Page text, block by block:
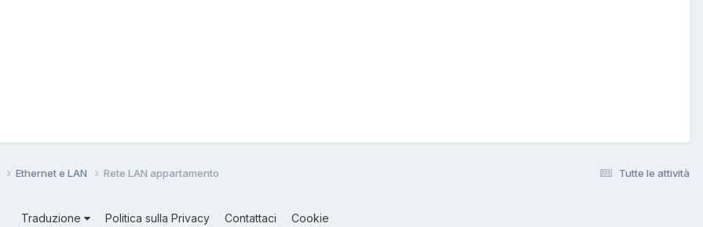
Tutte le attività
Ethernet e LAN Rete LAN appartamento
Traduzione Politica sulla Privacy Contattaci Cookie